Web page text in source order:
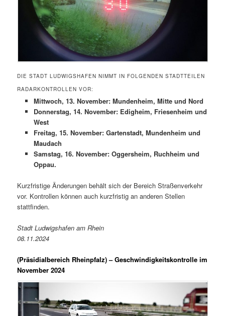
DIE STADT LUDWIGSHAFEN NIMMT IN FOLGENDEN STADTTEILEN
RADARKONTROLLEN VOR:
Mittwoch, 13. November: Mundenheim, Mitte und Nord
Donnerstag, 14. November: Edigheim, Friesenheim und
West
Freitag, 15. November: Gartenstadt, Mundenheim und
Maudach
Samstag, 16. November: Oggersheim, Ruchheim und
Oppau.
Kurzfristige Änderungen behält sich der Bereich Straßenverkehr
vor. Kontrollen können auch kurzfristig an anderen Stellen
stattfinden.
Stadt Ludwigshafen am Rhein
08.11.2024
(Präsidialbereich Rheinpfalz)– Geschwindigkeitskontrolle im
November 2024